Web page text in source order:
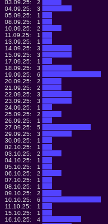
03.09.25:
2
04.09.25:
3
05.09.25:
1
08.09.25:
1
10.09.25:
2
11.09.25:
1
13.09.25:
1
14.09.25:
3
15.09.25:
3
17.09.25:
1
18.09.25:
3
19.09.25:
6
20.09.25:
2
21.09.25:
2
22.09.25:
3
23.09.25:
3
24.09.25:
1
25.09.25:
2
26.09.25:
1
27.09.25:
5
29.09.25:
3
30.09.25:
1
02.10.25:
1
03.10.25:
2
04.10.25:
1
05.10.25:
1
06.10.25:
2
07.10.25:
1
08.10.25:
1
09.10.25:
2
10.10.25:
6
11.10.25:
1
15.10.25:
1
16.10.25:
4